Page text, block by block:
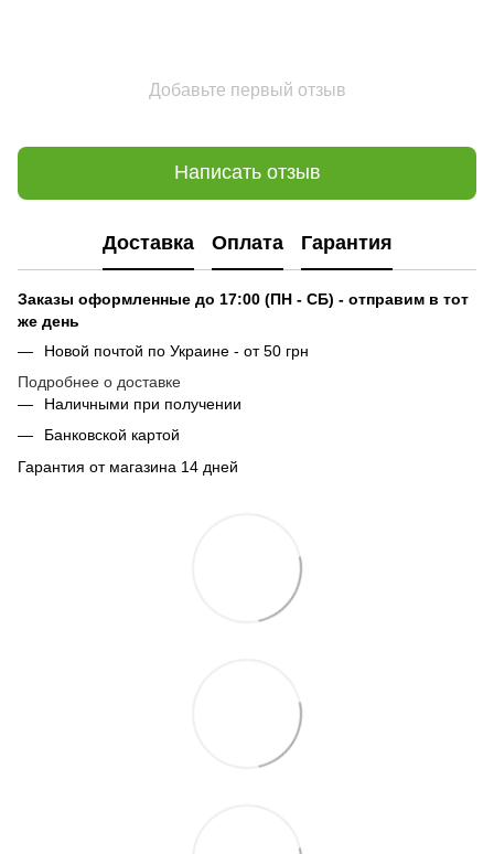
Добавьте первый отзыв
Написать отзыв
Доставка Оплата Гарантия
Заказы оформленные до 17:00 (ПН - СБ) - отправим в тот
же день
Новой почтой по Украине - от 50 грн
Подробнее о доставке
Наличными при получении
Банковской картой
Гарантия от магазина 14 дней